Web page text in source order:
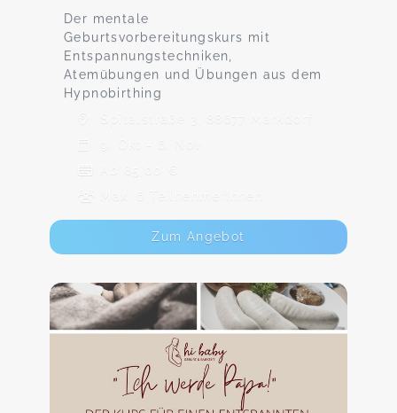
Der mentale
Geburtsvorbereitungskurs mit
Entspannungstechniken,
Atemübungen und Übungen aus dem
Hypnobirthing
Spitalstraße 3, 88677 Markdorf
9. Okt - 6. Nov
Ab 85,00 €
Max. 6 TeilnehmerInnen
Zum Angebot